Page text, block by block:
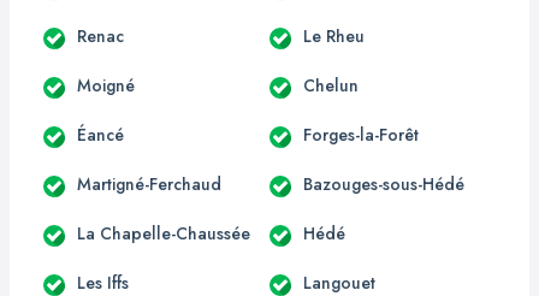
Renac Le Rheu
Moigné Chelun
Éancé Forges-la-Forêt
Martigné-Ferchaud Bazouges-sous-Hédé
La Chapelle-Chaussée Hédé
Les Iffs Langouet